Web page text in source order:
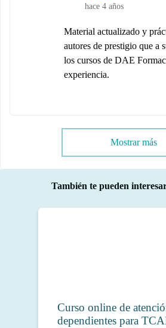
hace 4 años
Material actualizado y
autores de prestigio que a
los cursos de DAE
experiencia.
Mostrar más
También te pueden
Curso online de
dependientes para